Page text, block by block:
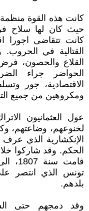
كانت هذه القوة
حيث كان لها سلاح
كانت تتقاضى اجورا
القتالية في
القلاع والحصون،
الحواضر جراء
الاقتصادية، جور
ومكروهين من جميع
عول العثمانيون
لخنوعهم، وضاعتهم،
الإنكشارية الذي
الحكم. وقد شاركوا
قامت
تونس الذي انتصر
بلدهم.
وقد دمجهم حتى